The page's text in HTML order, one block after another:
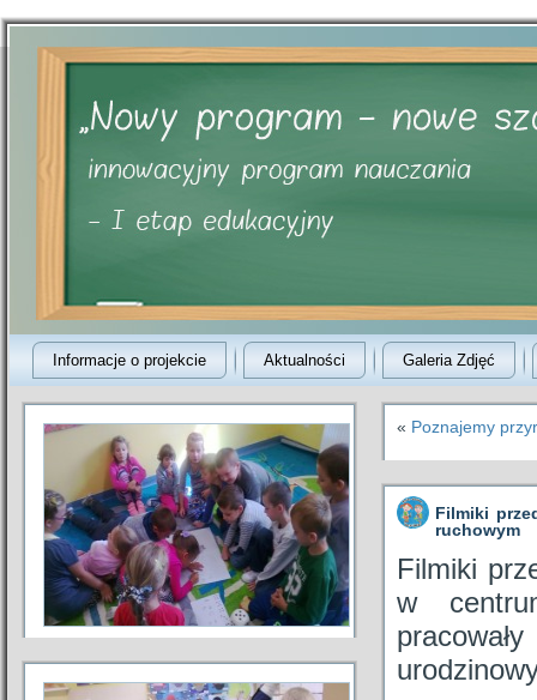
Informacje o projekcie Aktualności Galeria Zdjęć
« Poznajemy
Filmiki
ruchowym
Filmiki
w